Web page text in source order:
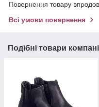
Повернення товару
Всі умови повернення
Подібні товари